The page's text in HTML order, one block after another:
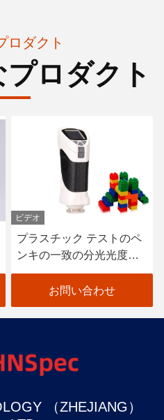
ロダクト
ロダクト
ビデオ
プラスチック テストのペ
ンキの一致の分光光度計0
- 200%年の測定範囲
お問い合わせ
（ZHEJIANG）